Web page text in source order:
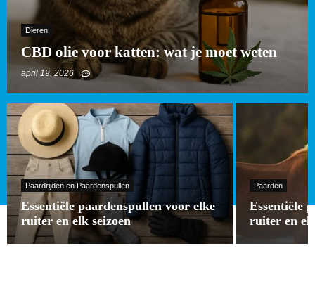
Dieren
CBD olie voor katten: wat je moet weten
april 19, 2026
Paardrijden en Paardenspullen
Essentiële paardenspullen voor elke
ruiter en elk seizoen
Paarden
Essentiële
ruiter en